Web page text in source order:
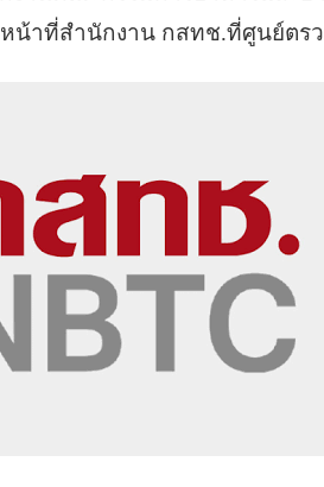
น้าที่สำนักงาน กสทช.ที่ศูนย์ตร